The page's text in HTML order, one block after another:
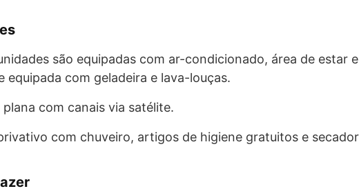
são equipadas com ar-condicionado, área de estar
equipada com geladeira e lava-louças.
com canais via satélite.
com chuveiro, artigos de higiene gratuitos e